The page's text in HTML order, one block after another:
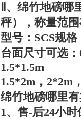
Ⅱ、 绵竹地磅哪
秤），称量范
型号：SCS规
台面尺寸可选
1.5*1.5m
1.5*2m，2*2m
绵竹地磅哪里
1、售-后24小